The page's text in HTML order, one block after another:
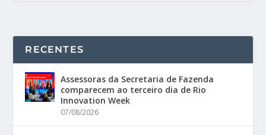
RECENTES
Assessoras da Secretaria de Fazenda
comparecem ao terceiro dia de Rio
Innovation Week
07/08/2026